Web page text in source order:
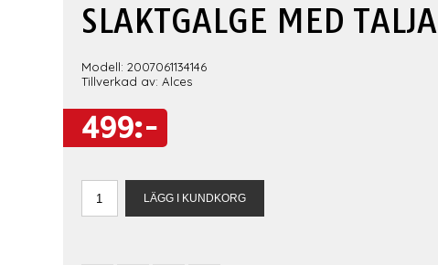
SLAKTGALGE MED TALJA
Modell: 2007061134146
Tillverkad av: Alces
499:-